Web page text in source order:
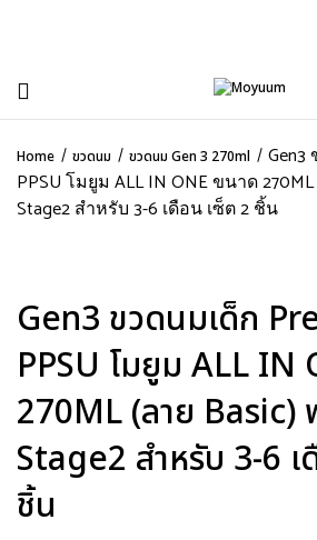
Home ขวดนม ขวดนม Gen 3 270ml
Gen3
PPSU โมยูม ALL IN ONE ขนาด
Stage2 สำหรับ 3-6 เดือน เซ็ต 2 ชิ้น
Gen3 ขวดนมเด็ก
PPSU โมยูม ALL IN
270ML (ลาย Basic)
Stage2 สำหรับ 3-6 เ
ชิ้น